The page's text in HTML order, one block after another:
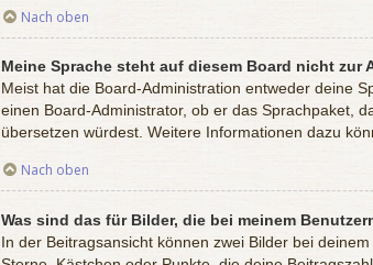
Nach oben
Meine Sprache steht auf diesem Board nicht zur
Meist hat die Board-Administration entweder deine
einen Board-Administrator, ob er das Sprachpaket,
übersetzen würdest. Weitere Informationen dazu
Nach oben
Was sind das für Bilder, die bei meinem
In der Beitragsansicht können zwei Bilder bei